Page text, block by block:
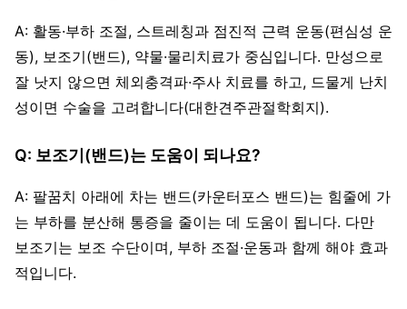
A: 활동·부하 조절, 스트레칭과 점진적 근력 운동(편심성 운
동), 보조기(밴드), 약물·물리치료가 중심입니다. 만성으로
잘 낫지 않으면 체외충격파·주사 치료를 하고, 드물게 난치
성이면 수술을 고려합니다(대한견주관절학회지).
Q: 보조기(밴드)는 도움이 되나요?
A: 팔꿈치 아래에 차는 밴드(카운터포스 밴드)는 힘줄에 가
는 부하를 분산해 통증을 줄이는 데 도움이 됩니다. 다만
보조기는 보조 수단이며, 부하 조절·운동과 함께 해야 효과
적입니다.